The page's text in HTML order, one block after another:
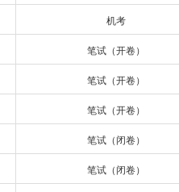
机考
笔试（开卷）
笔试（开卷）
笔试（开卷）
笔试（闭卷）
笔试（闭卷）